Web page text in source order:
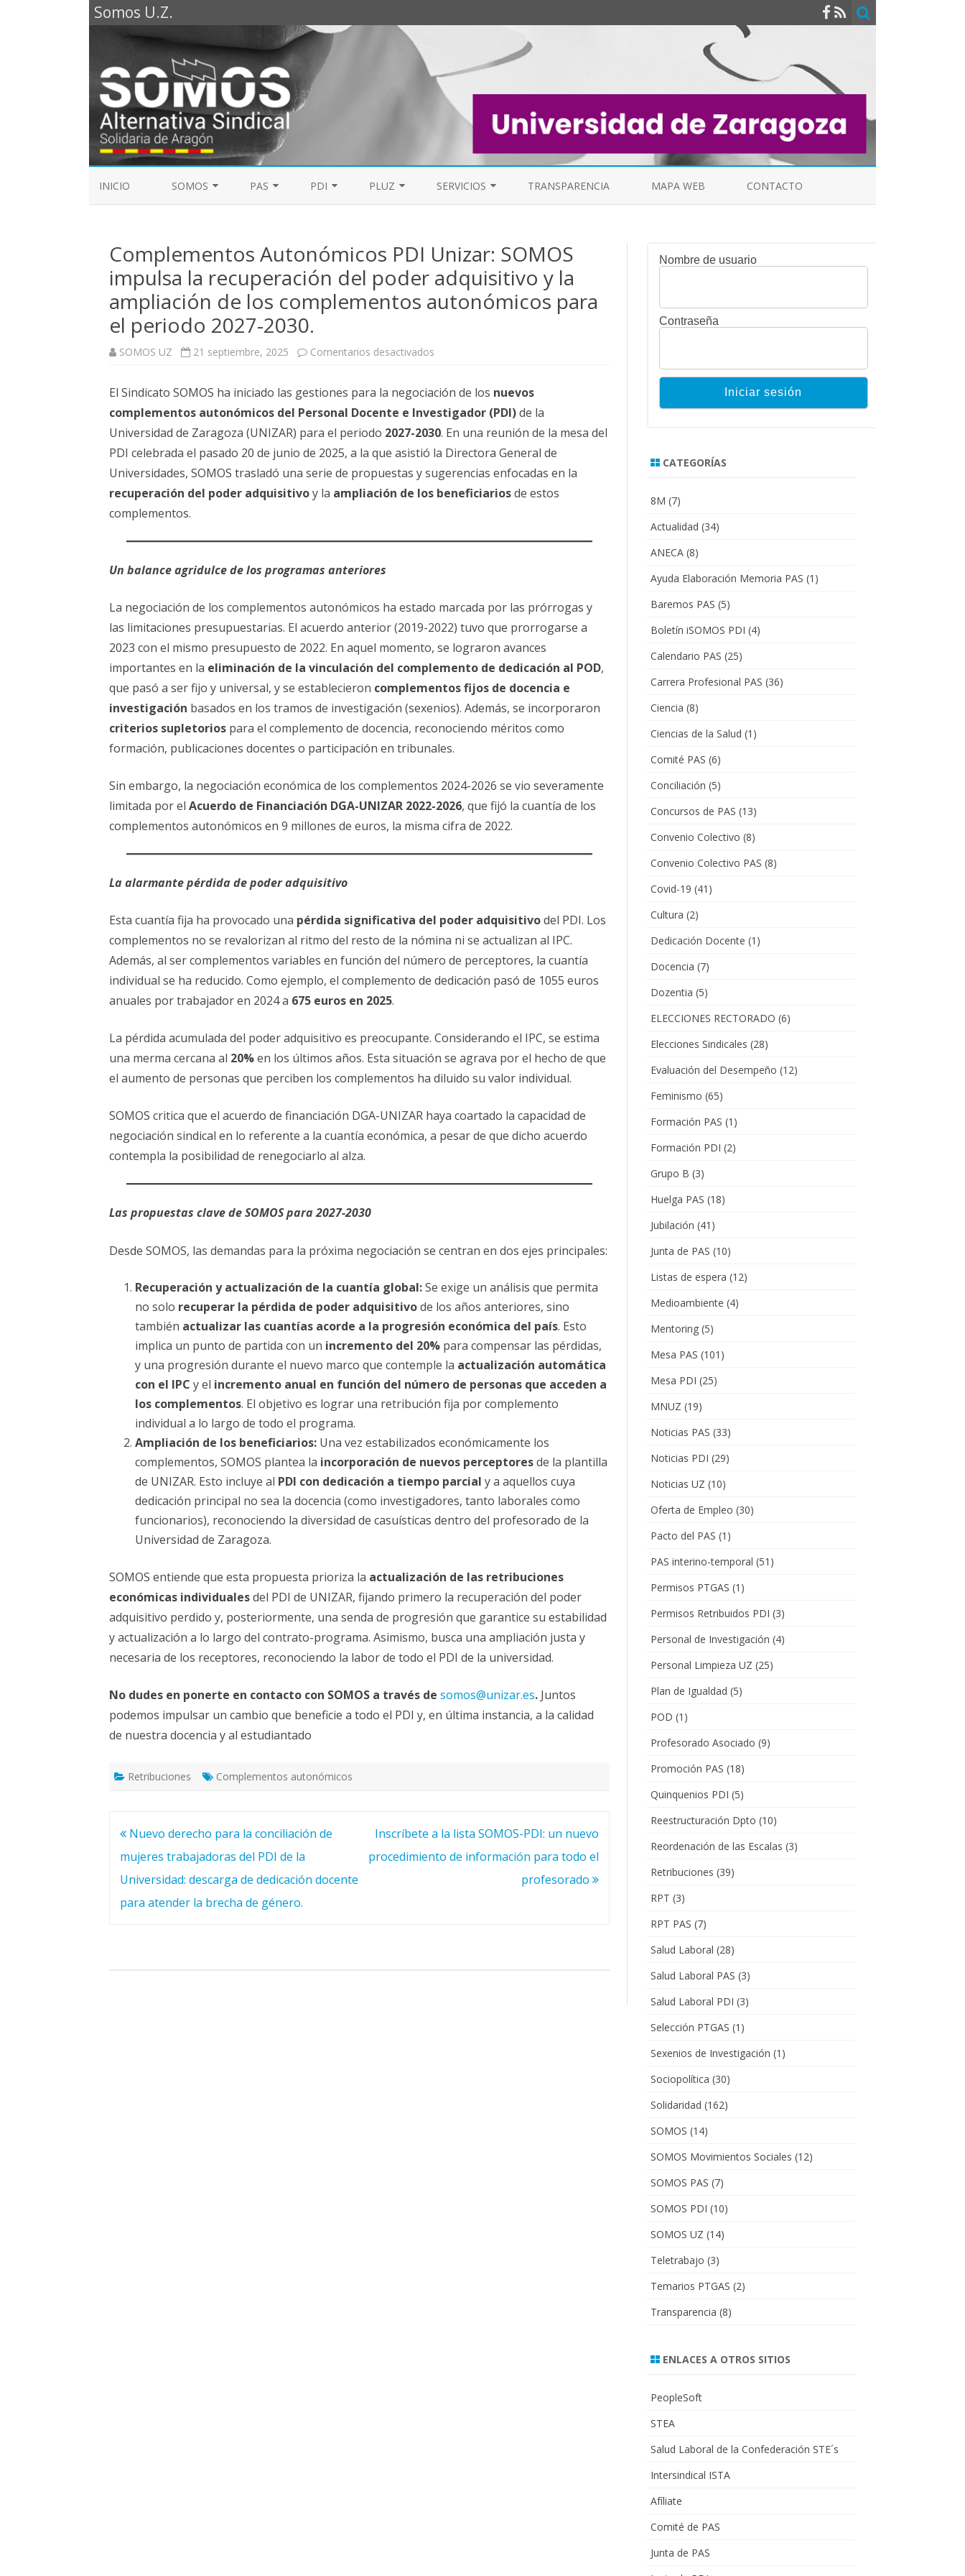
Somos U.Z.
Saltar
al
contenido
INICIO SOMOS
REPRESENTANTES SOMOS PDI
ELECCIONES SINDICALES 2023
ELECCIONES UZ 2015
FEMINISMO E IGUALDAD ACTUALIDAD
IMÁGENES FEMINISTAS
MUJERES DE LA INTERSINDICAL
PAS
MESA DE PAS
PDI PLUZ SERVICIOS
FOROS
FORO GENERAL
LISTAS DE CORREO
TRANSPARENCIA MAPA WEB CONTACTO
Complementos Autonómicos PDI Unizar: SOMOS
impulsa la recuperación del poder adquisitivo y la
ampliación de los complementos autonómicos para
el periodo 2027-2030.
SOMOS UZ 21 septiembre, 2025 Comentarios desactivados
Unizar: SOMOS
impulsa
la
recuperación
del
poder
adquisitivo
y
la
ampliación
de
los
el
El Sindicato SOMOS ha iniciado las gestiones para la negociación de los nuevos
complementos autonómicos del Personal Docente e Investigador (PDI)de la
Universidad de Zaragoza (UNIZAR) para el periodo 2027-2030. En una reunión de la mesa del
PDI celebrada el pasado 20 de junio de 2025, a la que asistió la Directora General de
Universidades, SOMOS trasladó una serie de propuestas y sugerencias enfocadas en la
recuperación del poder adquisitivoy la ampliación de los beneficiariosde estos
complementos.
Un balance agridulce de los programas anteriores
La negociación de los complementos autonómicos ha estado marcada por las prórrogas y
las limitaciones presupuestarias. El acuerdo anterior (2019-2022) tuvo que prorrogarse a
2023 con el mismo presupuesto de 2022. En aquel momento, se lograron avances
importantes en la eliminación de la vinculación del complemento de dedicación al POD,
que pasó a ser fijo y universal, y se establecieron complementos fijos de docencia e
investigación basados en los tramos de investigación (sexenios). Además, se incorporaron
criterios supletorios para el complemento de docencia, reconociendo méritos como
formación, publicaciones docentes o participación en tribunales.
Sin embargo, la negociación económica de los complementos 2024-2026 se vio severamente
limitada por el Acuerdo de Financiación DGA-UNIZAR 2022-2026, que fijó la cuantía de los
complementos autonómicos en 9 millones de euros, la misma cifra de 2022.
La alarmante pérdida de poder adquisitivo
Esta cuantía fija ha provocado una pérdida significativa del poder adquisitivodel PDI. Los
complementos no se revalorizan al ritmo del resto de la nómina ni se actualizan al IPC.
Además, al ser complementos variables en función del número de perceptores, la cuantía
individual se ha reducido. Como ejemplo, el complemento de dedicación pasó de 1055 euros
anuales por trabajador en 2024 a 675 euros en 2025.
La pérdida acumulada del poder adquisitivo es preocupante. Considerando el IPC, se estima
una merma cercana al 20%en los últimos años. Esta situación se agrava por el hecho de que
el aumento de personas que perciben los complementos ha diluido su valor individual.
SOMOS critica que el acuerdo de financiación DGA-UNIZAR haya coartado la capacidad de
negociación sindical en lo referente a la cuantía económica, a pesar de que dicho acuerdo
contempla la posibilidad de renegociarlo al alza.
Las propuestas clave de SOMOS para 2027-2030
Desde SOMOS, las demandas para la próxima negociación se centran en dos ejes principales:
Recuperación y actualización de la cuantía global:Se exige un análisis que permita
no solo recuperar la pérdida de poder adquisitivode los años anteriores, sino
también actualizar las cuantías acorde a la progresión económica del país. Esto
implica un punto de partida con un incremento del 20% para compensar las pérdidas,
y una progresión durante el nuevo marco que contemple la actualización automática
con el IPC y el incremento anual en función del número de personas que acceden a
los complementos. El objetivo es lograr una retribución fija por complemento
individual a lo largo de todo el programa.
Ampliación de los beneficiarios: Una vez estabilizados económicamente los
complementos, SOMOS plantea la incorporación de nuevos perceptoresde la plantilla
de UNIZAR. Esto incluye al PDI con dedicación a tiempo parcial y a aquellos cuya
dedicación principal no sea la docencia (como investigadores, tanto laborales como
funcionarios), reconociendo la diversidad de casuísticas dentro del profesorado de la
Universidad de Zaragoza.
SOMOS entiende que esta propuesta prioriza la actualización de las retribuciones
económicas individualesdel PDI de UNIZAR, fijando primero la recuperación del poder
adquisitivo perdido y, posteriormente, una senda de progresión que garantice su estabilidad
y actualización a lo largo del contrato-programa. Asimismo, busca una ampliación justa y
necesaria de los receptores, reconociendo la labor de todo el PDI de la universidad.
No dudes en ponerte en contacto con SOMOS a través de somos@unizar.es. Juntos
podemos impulsar un cambio que beneficie a todo el PDI y, en última instancia, a la calidad
de nuestra docencia y al estudiantado
Retribuciones Complementos autonómicos
Navegación
de
entradas
Nuevo derecho para la conciliación de
mujeres trabajadoras del PDI de la
Universidad: descarga de dedicación docente
para atender la brecha de género.
Inscríbete a la lista SOMOS-PDI: un nuevo
procedimiento de información para todo el
profesorado
Nombre de usuario
Contraseña
CATEGORÍAS
8M (7)
Actualidad (34)
ANECA(8)
Ayuda Elaboración Memoria PAS (1)
Baremos PAS (5)
Boletín iSOMOS PDI (4)
Calendario PAS (25)
Carrera Profesional PAS (36)
Ciencia (8)
Ciencias de la Salud (1)
Comité PAS (6)
Conciliación (5)
Concursos de PAS (13)
Convenio Colectivo (8)
Convenio Colectivo PAS (8)
Covid-19 (41)
Cultura (2)
Dedicación Docente (1)
Docencia (7)
Dozentia (5)
ELECCIONES RECTORADO (6)
Elecciones Sindicales (28)
Evaluación del Desempeño (12)
Feminismo (65)
Formación PAS (1)
Formación PDI (2)
Grupo B (3)
Huelga PAS (18)
Jubilación (41)
Junta de PAS (10)
Listas de espera (12)
Medioambiente (4)
Mentoring(5)
Mesa PAS (101)
Mesa PDI (25)
MNUZ (19)
Noticias PAS (33)
Noticias PDI (29)
Noticias UZ (10)
Oferta de Empleo (30)
Pacto del PAS (1)
PAS interino-temporal (51)
Permisos PTGAS (1)
Permisos Retribuidos PDI (3)
Personal de Investigación (4)
Personal Limpieza UZ (25)
Plan de Igualdad (5)
POD (1)
Profesorado Asociado (9)
Promoción PAS (18)
Quinquenios PDI (5)
Reestructuración Dpto (10)
Reordenación de las Escalas (3)
Retribuciones (39)
RPT (3)
RPT PAS (7)
Salud Laboral (28)
Salud Laboral PAS (3)
Salud Laboral PDI (3)
Selección PTGAS (1)
Sexenios de Investigación (1)
Sociopolítica (30)
Solidaridad (162)
SOMOS (14)
SOMOS Movimientos Sociales (12)
SOMOS PAS (7)
SOMOS PDI (10)
SOMOS UZ (14)
Teletrabajo (3)
Temarios PTGAS (2)
Transparencia (8)
ENLACES A OTROS SITIOS
PeopleSoft
STEA
Salud Laboral de la Confederación STE´s
Intersindical ISTA
Afíliate
Comité de PAS
Junta de PAS